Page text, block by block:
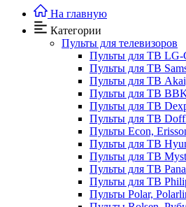
На главную
Категории
Пульты для телевизоров
Пульты для ТВ LG-
Пульты для ТВ
Пульты для ТВ
Пульты для ТВ
Пульты для ТВ
Пульты для ТВ
Пульты Econ,
Пульты для ТВ
Пульты для ТВ
Пульты для ТВ
Пульты для ТВ
Пульты Polar,